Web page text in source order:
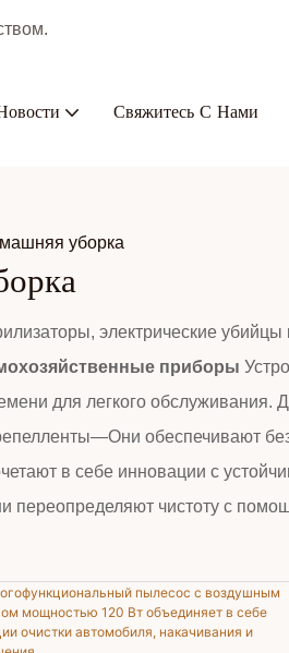
Свяжитесь С Нами
уборка
электрические
приборы
для легкого обслуживания.
обеспечивают
в себе инновации с
чистоту с